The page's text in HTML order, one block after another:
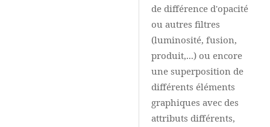
de différence d'opacité
ou autres filtres
(luminosité, fusion,
produit,...) ou encore
une superposition de
différents éléments
graphiques avec des
attributs différents,